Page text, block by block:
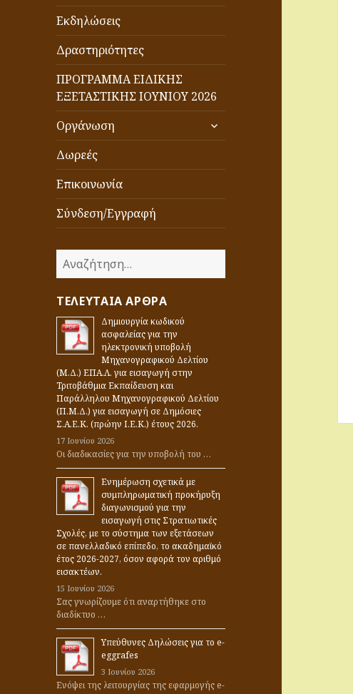
απόγονος
του
απόγονος
Εκδηλώσεις
Δραστηριότητες
ΠΡΟΓΡΑΜΜΑ ΕΙΔΙΚΗΣ
ΕΞΕΤΑΣΤΙΚΗΣ ΙΟΥΝΙΟΥ 2026
Οργάνωση
επέκταση
του
απόγονος
Δωρεές
Επικοινωνία
Σύνδεση/Εγγραφή
ν
ζ
ή
σ
η
γ
ι
α
ΤΕΛΕΥΤΑΊΑ ΆΡΘΡΑ
Δημιουργία κωδικού
ασφαλείας για την
ηλεκτρονική υποβολή
Μηχανογραφικού Δελτίου
(Μ.Δ.) ΕΠΑ.Λ. για εισαγωγή στην
Τριτοβάθμια Εκπαίδευση και
Παράλληλου Μηχανογραφικού Δελτίου
(Π.Μ.Δ.) για εισαγωγή σε Δημόσιες
Σ.Α.Ε.Κ. (πρώην Ι.Ε.Κ.) έτους 2026.
17 Ιουνίου 2026
Οι διαδικασίες για την υποβολή του …
Ενημέρωση σχετικά με
συμπληρωματική προκήρυξη
διαγωνισμού για την
εισαγωγή στις Στρατιωτικές
Σχολές, με το σύστημα των εξετάσεων
σε πανελλαδικό επίπεδο, το ακαδημαϊκό
έτος 2026-2027, όσον αφορά τον αριθμό
εισακτέων.
15 Ιουνίου 2026
Σας γνωρίζουμε ότι αναρτήθηκε στο
διαδίκτυο …
Υπεύθυνες Δηλώσεις για το e-
eggrafes
3 Ιουνίου 2026
Ενόψει της λειτουργίας της εφαρμογής e-